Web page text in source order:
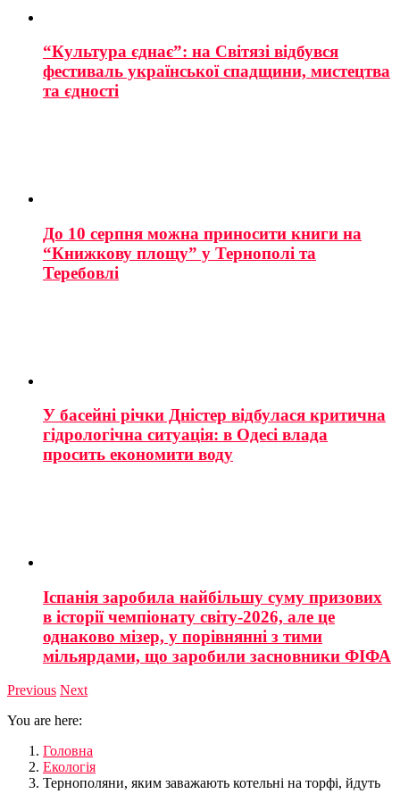
“Культура єднає”: на Світязі відбувся
фестиваль української спадщини, мистецтва
та єдності
До 10 серпня можна приносити книги на
“Книжкову площу” у Тернополі та
Теребовлі
У басейні річки Дністер відбулася критична
гідрологічна ситуація: в Одесі влада
просить економити воду
Іспанія заробила найбільшу суму призових
в історії чемпіонату світу-2026, але це
однаково мізер, у порівнянні з тими
мільярдами, що заробили засновники ФІФА
Previous Next
You are here:
Головна
Екологія
Тернополяни, яким заважають котельні на торфі, йдуть